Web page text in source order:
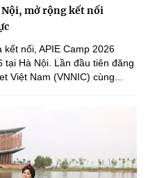
Nội, mở rộng kết nối
nối, APIE Camp 2026
Hà Nội. Lần đầu tiên đăng
Việt Nam (VNNIC) cùng...